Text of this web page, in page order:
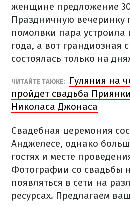
женщине предложение
Праздничную вечеринку
помолвки пара устроила
года, а вот грандиозная
состоялась только на
ЧИТАЙТЕ ТАКЖЕ:
Гуляния на
пройдет свадьба
Николаса Джонаса
Свадебная церемония
Анджелесе, однако
гостях и месте
Фотографии со свадьбы
появляться в сети на
ресурсах. Предлагаем